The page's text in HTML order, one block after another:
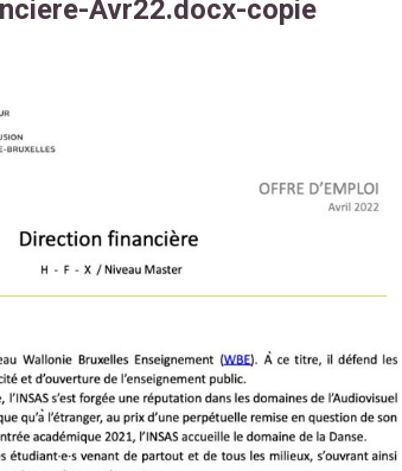
Avr22.docx-copie